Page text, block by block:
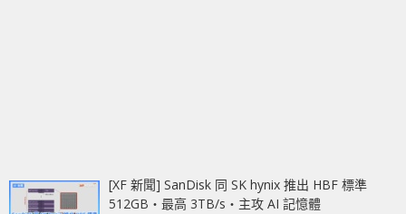
[XF 新聞] SanDisk 同 SK hynix 推出 HBF 標準
512GB‧最高 3TB/s‧主攻 AI 記憶體